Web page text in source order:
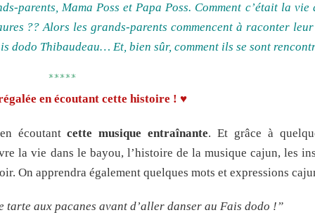
parents, Mama Poss et Papa Poss. Comment c’était la vie
?? Alors les grands-parents commencent à raconter leur
dodo Thibaudeau… Et, bien sûr, comment ils se sont
*****
en écoutant cette histoire ! ♥
écoutantcette musique entraînante. Et grâce à
la vie dans le bayou, l’histoire de la musique cajun, les
On apprendra également quelques mots et expressions
tarte aux pacanes avant d’aller danser au Fais dodo !”